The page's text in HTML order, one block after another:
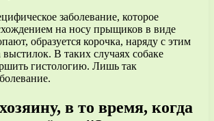
заболевание, которое
на носу прыщиков в виде
образуется корочка, наряду с этим
выстилок. В таких случаях собаке
гистологию. Лишь так
в то время, когда